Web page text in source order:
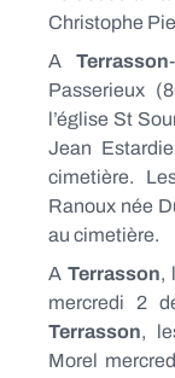
Christophe
ATerrasson
Passerieux
l’église St
Jean
cimetière.
Ranoux née
au cimetière.
A Terrasson,
mercredi 2
Terrasson,
Morel